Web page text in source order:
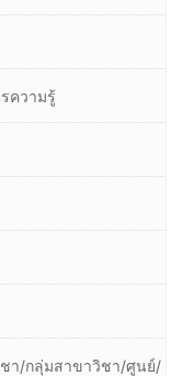
ความรู้
า/กลุ่มสาขาวิชา/ศูนย์/